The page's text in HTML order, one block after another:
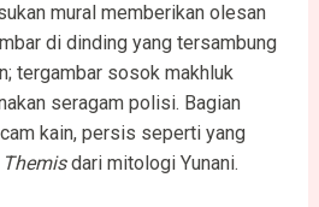
mural memberikan olesan
di dinding yang tersambung
tergambar sosok makhluk
seragam polisi. Bagian
kain, persis seperti yang
Themisdari mitologi Yunani.